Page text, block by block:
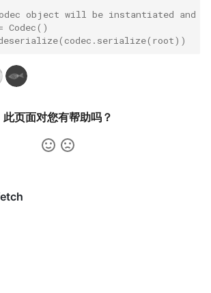
正数序列
字
值
数值
k 个数字
object will be instantiated and
Codec()
此页面对您有帮助吗？